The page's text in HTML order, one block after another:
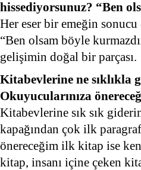
hissediyorsunuz? “Ben
Her eser bir emeğin
“Ben olsam böyle
gelişimin doğal bir parçası.
Kitabevlerine ne sıklıkla
Okuyucularınıza
Kitabevlerine sık sık
kapağından çok ilk
önereceğim ilk kitap ise
kitap, insanı içine çeken